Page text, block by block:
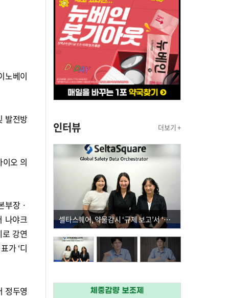
노베이
발전방
오 의
부장ㆍ
나야크
강연
가 ‘디
정두영
인터뷰 더보기 +
셀타스퀘어, 약물감시 ‘규제 보고’서 ‘데이터 의사결정’으로 "PVX 전환 요구 커진다"